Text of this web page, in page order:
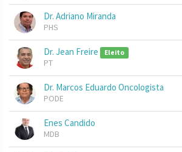
Dr. Adriano Miranda
PHS
Dr. Jean Freire Eleito
PT
Dr. Marcos Eduardo Oncologista
PODE
Enes Candido
MDB